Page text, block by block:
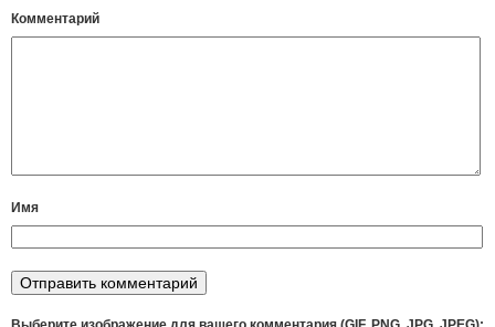
Комментарий
Имя